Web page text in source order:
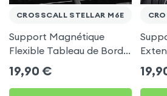
CROSSCALL STELLAR M6E
Support Magnétique
Flexible Tableau de Bord
et Écran central pour
Crosscall Stellar M6E
19,90 €